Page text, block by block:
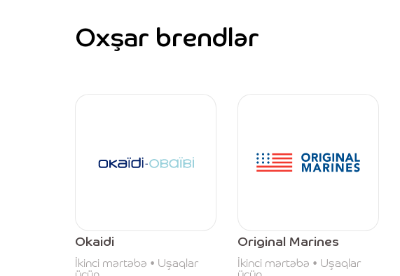
Oxşar brendlər
Okaidi
İkinci mərtəbə • Uşaqlar
Original Marines
İkinci mərtəbə • Uşaqlar